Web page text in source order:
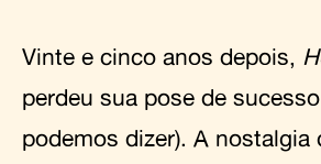
Vinte e cinco anos depois,
perdeu sua pose de
podemos dizer). A nostalgia